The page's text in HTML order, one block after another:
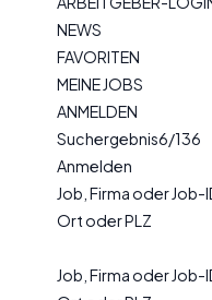
NEWS
FAVORITEN
MEINE JOBS
ANMELDEN
Suchergebnis6/136
Anmelden
Job, Firma oder Job-
Ort oder PLZ
Job, Firma oder Job-